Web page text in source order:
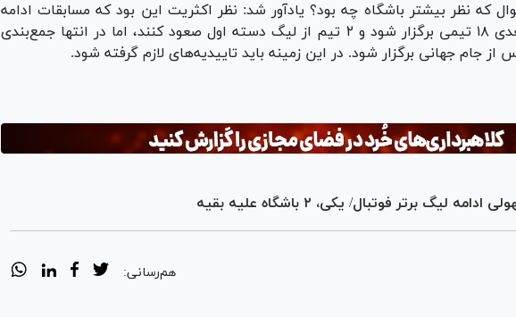
که نظر بیشتر باشگاه چه بود؟ یادآور شد: نظر اکثریت این بود که مسابقات ادامه
نداشته باشد و لیگ بعدی ۱۸ تیمی برگزار شود و ۲ تیم از لیگ دسته اول صعود کنند، اما در انتها جمع‌بندی
جام جهانی برگزار شود. در این زمینه باید تاییدیه‌های لازم گرفته شود.
لیگ برتر فوتبال/ یکی، ۲ باشگاه علیه بقیه
هم‌رسانی: